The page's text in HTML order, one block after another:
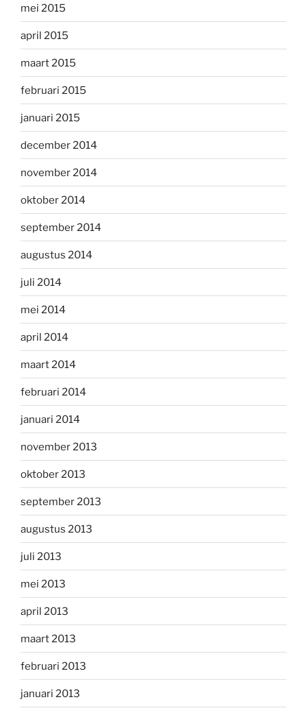
mei 2015
april 2015
maart 2015
februari 2015
januari 2015
december 2014
november 2014
oktober 2014
september 2014
augustus 2014
juli 2014
mei 2014
april 2014
maart 2014
februari 2014
januari 2014
november 2013
oktober 2013
september 2013
augustus 2013
juli 2013
mei 2013
april 2013
maart 2013
februari 2013
januari 2013